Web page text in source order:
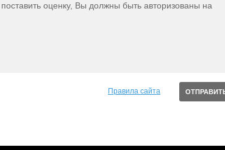
оценку, Вы должны быть авторизованы на
Правила сайта